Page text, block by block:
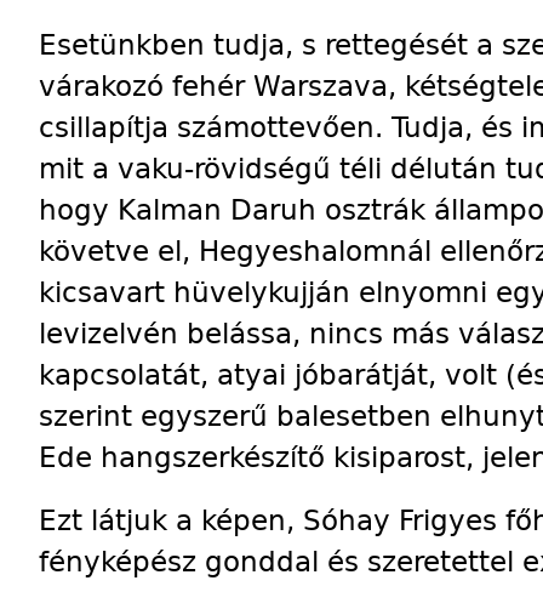
Esetünkben tudja, s rettegését a
várakozó fehér Warszava,
csillapítja számottevően. Tudja, és
mit a vaku-rövidségű téli délután
hogy Kalman Daruh osztrák
követve el, Hegyeshalomnál
kicsavart hüvelykujján elnyomni
levizelvén belássa, nincs más
kapcsolatát, atyai jóbarátját, volt
szerint egyszerű balesetben
Ede hangszerkészítő kisiparost,
Ezt látjuk a képen, Sóhay Frigyes
fényképész gonddal és szeretettel